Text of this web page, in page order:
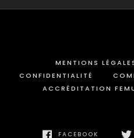
MENTIONS
CONFIDENTIALITÉ
ACCRÉDITATION
FACEBOOK